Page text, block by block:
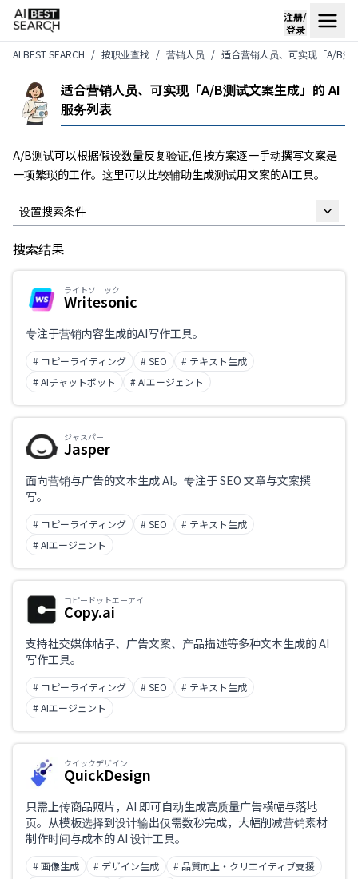
注册/
登录
AI BEST SEARCH
按职业查找 营销人员 适合营销人员、可实现「A/B测
适合营销人员、可实现「A/B测试文案生成」的 AI
服务列表
A/B测试可以根据假设数量反复验证,但按方案逐一手动撰写文案是
一项繁琐的工作。这里可以比较辅助生成测试用文案的AI工具。
设置搜索条件
自由关键词
仅限支持日语
业务课题
职业
搜索结果
ライトソニック
Writesonic
专注于营销内容生成的AI写作工具。
# コピーライティング # SEO
# テキスト生成
# AIチャットボット
# AIエージェント
ジャスパー
Jasper
面向营销与广告的文本生成 AI。专注于 SEO 文章与文案撰
写。
# コピーライティング # SEO
# テキスト生成
# AIエージェント
コピードットエーアイ
Copy.ai
支持社交媒体帖子、广告文案、产品描述等多种文本生成的 AI
写作工具。
# コピーライティング # SEO
# テキスト生成
# AIエージェント
クイックデザイン
QuickDesign
只需上传商品照片，AI 即可自动生成高质量广告横幅与落地
页。从模板选择到设计输出仅需数秒完成，大幅削减营销素材
制作时间与成本的 AI 设计工具。
# 画像生成 # デザイン生成
# 品質向上・クリエイティブ支援